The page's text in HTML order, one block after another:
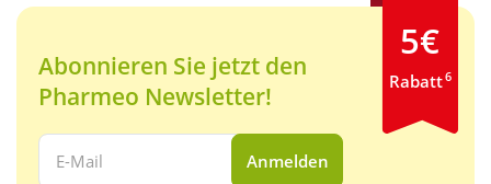
Abonnieren Sie jetzt den
Pharmeo Newsletter!
Ihre E-Mail Adresse:
Anmelden
5€
Rabatt6